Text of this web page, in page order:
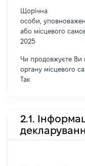
Щорічна
особи,
або місцевого
2025
Чи продовжуєте Ви
органу місцевого
Так
2.1.